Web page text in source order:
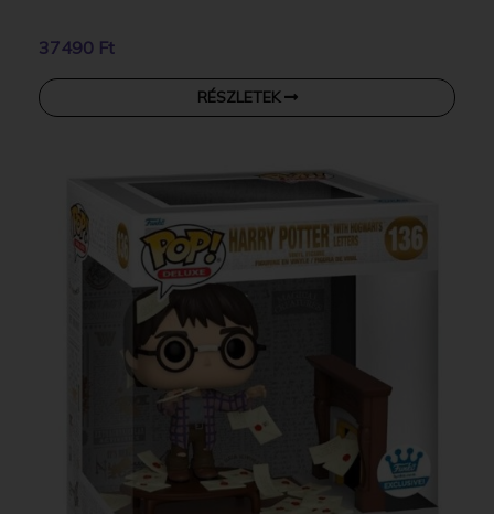
37490 Ft
RÉSZLETEK